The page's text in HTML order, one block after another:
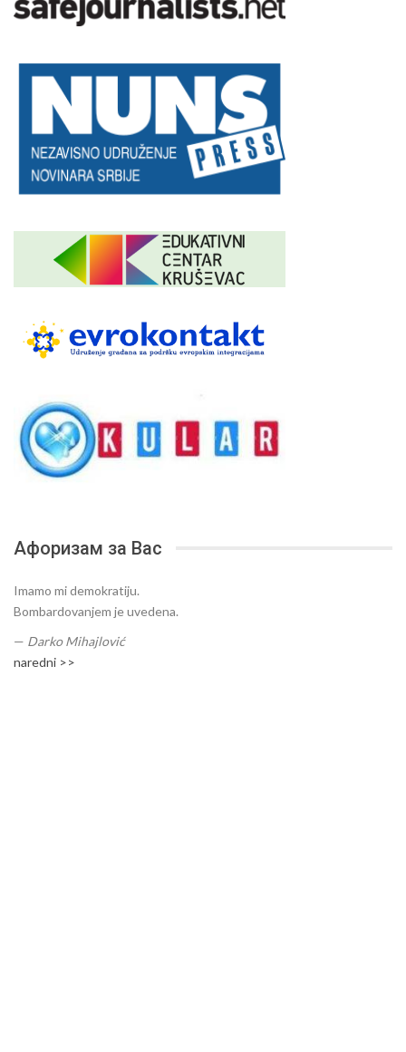
Афоризам за Вас
Imamo mi demokratiju.
Bombardovanjem je uvedena.
— Darko Mihajlović
naredni >>